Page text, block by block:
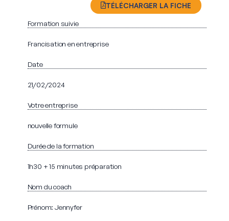
TÉLÉCHARGER LA FICHE
Formation suivie
Francisation en entreprise
Date
21/02/2024
Votre entreprise
nouvelle formule
Durée de la formation
1h30 + 15 minutes préparation
Nom du coach
Prénom: Jennyfer